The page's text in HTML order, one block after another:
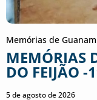
Memórias de
MEMÓRIAS
DO FEIJÃO -
5 de agosto de 2026